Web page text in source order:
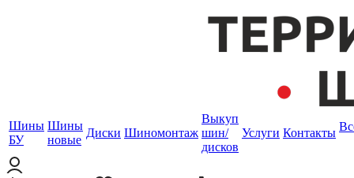
Шины
БУ
Шины
новые
Диски Шиномонтаж
Выкуп
шин/
дисков
Услуги Контакты